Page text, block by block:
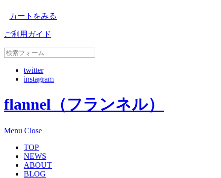
カートをみる
ご利用ガイド
twitter
instagram
flannel（フランネル）
Menu Close
TOP
NEWS
ABOUT
BLOG